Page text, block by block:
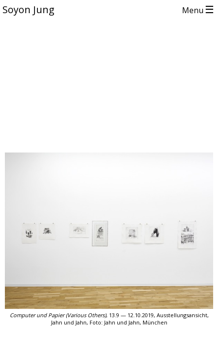
Soyon Jung Menu ☰
Computer und Papier (Various Others), 13.9 — 12.10.2019, Ausstellungsansicht,
Jahn und Jahn, Foto: Jahn und Jahn, München